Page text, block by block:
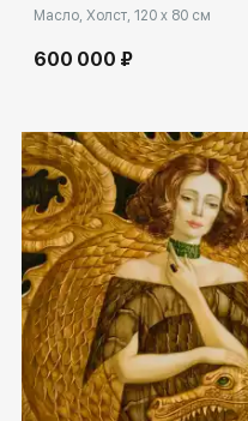
Масло, Холст, 120 x 80 см
600 000 ₽